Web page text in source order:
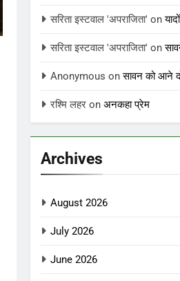
सरिता इस्टवाल 'अपराजिता' on
सरिता इस्टवाल 'अपराजिता' on
Anonymous onसावन को आने
रश्मि लहर onअनकहा प्रेम
Archives
August 2026
July 2026
June 2026